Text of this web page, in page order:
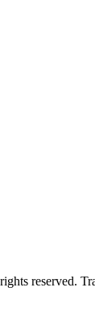
reserved.